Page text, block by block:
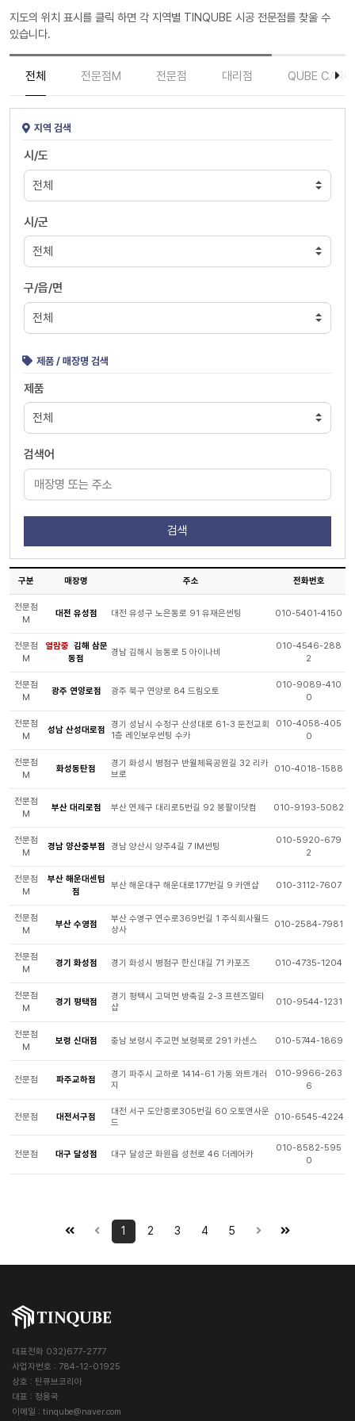
지도의 위치 표시를 클릭 하면 각 지역별 TINQUBE 시공 전문점를 찾울 수
있습니다.
전체 전문점M 전문점 대리점 QUBE
지역 검색
시/도
시/군
구/읍/면
제품 / 매장명 검색
제품
검색어
구분 매장명 주소 전화번호
전문점
M
대전 유성점 대전 유성구 노은동로 91 유재은썬팅 010-5401-4150
전문점
M
열람중 김해 삼문
동점
경남 김해시 능동로 5 아이나비
010-4546-288
2
전문점
M
광주 연양로점 광주 북구 연양로 84 드림오토
010-9089-410
0
전문점
M
성남 산성대로점
경기 성남시 수정구 산성대로 61-3 둔전교회
1층 레인보우썬팅 수카
010-4058-405
0
전문점
M
화성동탄점
경기 화성시 병점구 반월체육공원길 32 리카
브로
010-4018-1588
전문점
M
부산 대리로점 부산 연제구 대리로5번길 92 봉팔이닷컴 010-9193-5082
전문점
M
경남 양산중부점 경남 양산시 양주4길 7 IM썬팅
010-5920-679
2
전문점
M
부산 해운대센텀
점
부산 해운대구 해운대로177번길 9 카앤샵 010-3112-7607
전문점
M
부산 수영점
부산 수영구 연수로369번길 1 주식회사월드
상사
010-2584-7981
전문점
M
경기 화성점 경기 화성시 병점구 한신대길 71 카포즈 010-4735-1204
전문점
M
경기 평택점
경기 평택시 고덕면 방축길 2-3 프렌즈멀티
샵
010-9544-1231
전문점
M
보령 신대점 충남 보령시 주교면 보령북로 291 카센스 010-5744-1869
전문점 파주교하점
경기 파주시 교하로 1414-61 가동 와트개러
지
010-9966-263
6
전문점 대전서구점
대전 서구 도안중로305번길 60 오토앤사운
드
010-6545-4224
전문점 대구 달성점 대구 달성군 화원읍 성천로 46 더레어카
010-8582-595
0
1 2 3 4 5
대표전화 032)677-2777
사업자번호 : 784-12-01925
상호 : 틴큐브코리아
대표 : 정용국
이메일 : tinqube@naver.com